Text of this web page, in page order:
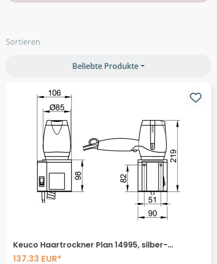
Sortieren
Beliebte Produkte
Keuco Haartrockner Plan 14995, silber-
eloxiert/schwarzgrau, mit Halter, 14995170037
137.33 EUR*